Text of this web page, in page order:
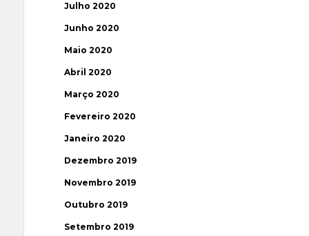
Julho 2020
Junho 2020
Maio 2020
Abril 2020
Março 2020
Fevereiro 2020
Janeiro 2020
Dezembro 2019
Novembro 2019
Outubro 2019
Setembro 2019